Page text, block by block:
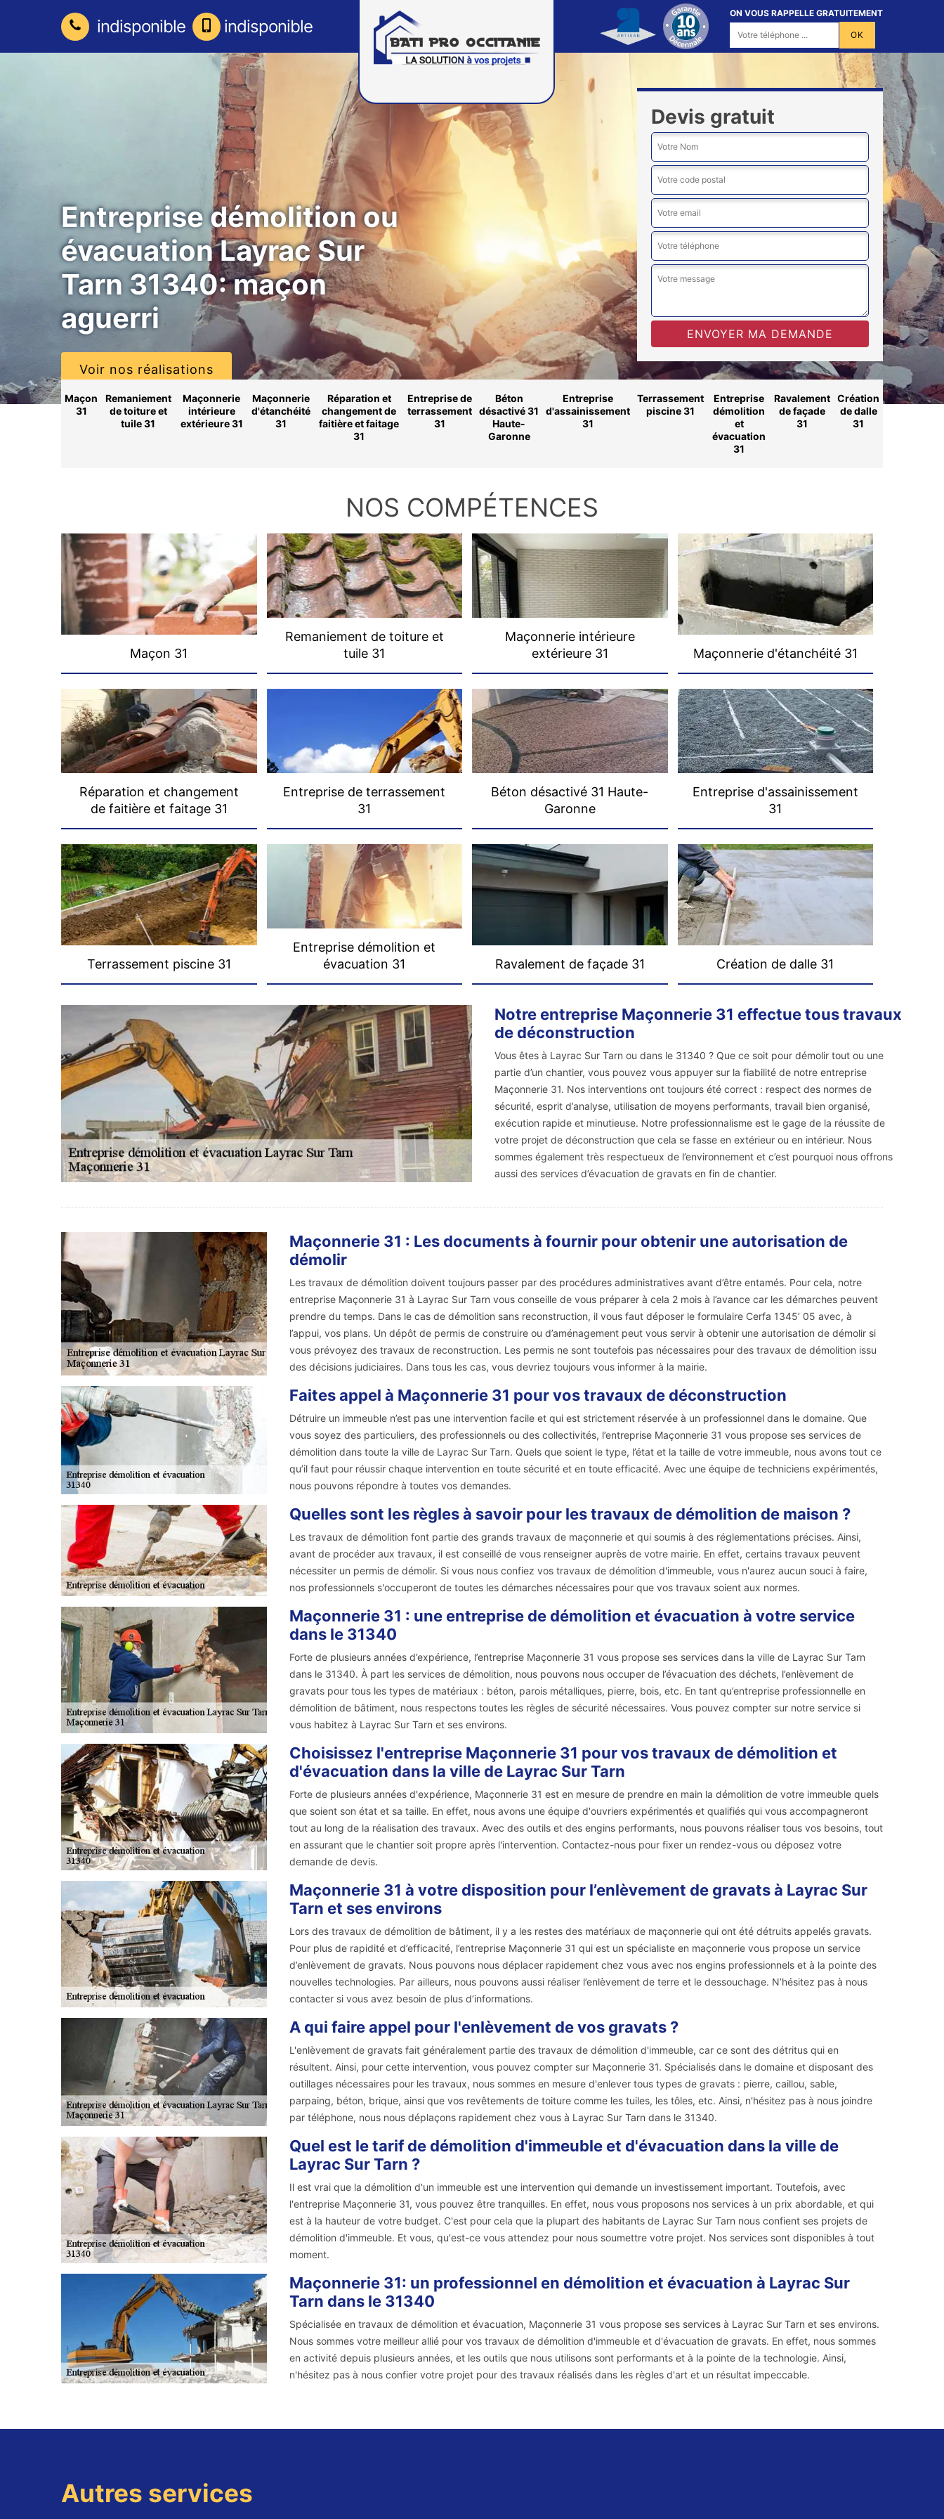
indisponible indisponible
ON VOUS RAPPELLE GRATUITEMENT
Entreprise démolition ou
évacuation Layrac Sur
Tarn 31340: maçon
aguerri
Voir nos réalisations
Devis gratuit
Maçon
31
Remaniement
de toiture et
tuile 31
Maçonnerie
intérieure
extérieure 31
Maçonnerie
d'étanchéité
31
Réparation et
changement de
faitière et faitage
31
Entreprise de
terrassement
31
Béton
désactivé 31
Haute-
Garonne
Entreprise
d'assainissement
31
Terrassement
piscine 31
Entreprise
démolition
et
évacuation
31
Ravalement
de façade
31
Création
de dalle
31
NOS COMPÉTENCES
Maçon 31
Remaniement de toiture et
tuile 31
Maçonnerie intérieure
extérieure 31
Maçonnerie d'étanchéité 31
Réparation et changement
de faitière et faitage 31
Entreprise de terrassement
31
Béton désactivé 31 Haute-
Garonne
Entreprise d'assainissement
31
Terrassement piscine 31
Entreprise démolition et
évacuation 31
Ravalement de façade 31 Création de dalle 31
Notre entreprise Maçonnerie 31 effectue tous travaux
de déconstruction
Vous êtes à Layrac Sur Tarn ou dans le 31340 ? Que ce soit pour démolir tout ou une
partie d’un chantier, vous pouvez vous appuyer sur la fiabilité de notre entreprise
Maçonnerie 31. Nos interventions ont toujours été correct : respect des normes de
sécurité, esprit d’analyse, utilisation de moyens performants, travail bien organisé,
exécution rapide et minutieuse. Notre professionnalisme est le gage de la réussite de
votre projet de déconstruction que cela se fasse en extérieur ou en intérieur. Nous
sommes également très respectueux de l’environnement et c’est pourquoi nous offrons
aussi des services d’évacuation de gravats en fin de chantier.
Maçonnerie 31 : Les documents à fournir pour obtenir une autorisation de
démolir
Les travaux de démolition doivent toujours passer par des procédures administratives avant d’être entamés. Pour cela, notre
entreprise Maçonnerie 31 à Layrac Sur Tarn vous conseille de vous préparer à cela 2 mois à l’avance car les démarches peuvent
prendre du temps. Dans le cas de démolition sans reconstruction, il vous faut déposer le formulaire Cerfa 1345’ 05 avec, à
l’appui, vos plans. Un dépôt de permis de construire ou d’aménagement peut vous servir à obtenir une autorisation de démolir si
vous prévoyez des travaux de reconstruction. Les permis ne sont toutefois pas nécessaires pour des travaux de démolition issu
des décisions judiciaires. Dans tous les cas, vous devriez toujours vous informer à la mairie.
Faites appel à Maçonnerie 31 pour vos travaux de déconstruction
Détruire un immeuble n’est pas une intervention facile et qui est strictement réservée à un professionnel dans le domaine. Que
vous soyez des particuliers, des professionnels ou des collectivités, l’entreprise Maçonnerie 31 vous propose ses services de
démolition dans toute la ville de Layrac Sur Tarn. Quels que soient le type, l’état et la taille de votre immeuble, nous avons tout ce
qu’il faut pour réussir chaque intervention en toute sécurité et en toute efficacité. Avec une équipe de techniciens expérimentés,
nous pouvons répondre à toutes vos demandes.
Quelles sont les règles à savoir pour les travaux de démolition de maison ?
Les travaux de démolition font partie des grands travaux de maçonnerie et qui soumis à des réglementations précises. Ainsi,
avant de procéder aux travaux, il est conseillé de vous renseigner auprès de votre mairie. En effet, certains travaux peuvent
nécessiter un permis de démolir. Si vous nous confiez vos travaux de démolition d'immeuble, vous n'aurez aucun souci à faire,
nos professionnels s'occuperont de toutes les démarches nécessaires pour que vos travaux soient aux normes.
Maçonnerie 31 : une entreprise de démolition et évacuation à votre service
dans le 31340
Forte de plusieurs années d’expérience, l’entreprise Maçonnerie 31 vous propose ses services dans la ville de Layrac Sur Tarn
dans le 31340. À part les services de démolition, nous pouvons nous occuper de l’évacuation des déchets, l’enlèvement de
gravats pour tous les types de matériaux : béton, parois métalliques, pierre, bois, etc. En tant qu’entreprise professionnelle en
démolition de bâtiment, nous respectons toutes les règles de sécurité nécessaires. Vous pouvez compter sur notre service si
vous habitez à Layrac Sur Tarn et ses environs.
Choisissez l'entreprise Maçonnerie 31 pour vos travaux de démolition et
d'évacuation dans la ville de Layrac Sur Tarn
Forte de plusieurs années d'expérience, Maçonnerie 31 est en mesure de prendre en main la démolition de votre immeuble quels
que soient son état et sa taille. En effet, nous avons une équipe d'ouvriers expérimentés et qualifiés qui vous accompagneront
tout au long de la réalisation des travaux. Avec des outils et des engins performants, nous pouvons réaliser tous vos besoins, tout
en assurant que le chantier soit propre après l'intervention. Contactez-nous pour fixer un rendez-vous ou déposez votre
demande de devis.
Maçonnerie 31 à votre disposition pour l’enlèvement de gravats à Layrac Sur
Tarn et ses environs
Lors des travaux de démolition de bâtiment, il y a les restes des matériaux de maçonnerie qui ont été détruits appelés gravats.
Pour plus de rapidité et d’efficacité, l’entreprise Maçonnerie 31 qui est un spécialiste en maçonnerie vous propose un service
d’enlèvement de gravats. Nous pouvons nous déplacer rapidement chez vous avec nos engins professionnels et à la pointe des
nouvelles technologies. Par ailleurs, nous pouvons aussi réaliser l’enlèvement de terre et le dessouchage. N’hésitez pas à nous
contacter si vous avez besoin de plus d’informations.
A qui faire appel pour l'enlèvement de vos gravats ?
L'enlèvement de gravats fait généralement partie des travaux de démolition d'immeuble, car ce sont des détritus qui en
résultent. Ainsi, pour cette intervention, vous pouvez compter sur Maçonnerie 31. Spécialisés dans le domaine et disposant des
outillages nécessaires pour les travaux, nous sommes en mesure d'enlever tous types de gravats : pierre, caillou, sable,
parpaing, béton, brique, ainsi que vos revêtements de toiture comme les tuiles, les tôles, etc. Ainsi, n'hésitez pas à nous joindre
par téléphone, nous nous déplaçons rapidement chez vous à Layrac Sur Tarn dans le 31340.
Quel est le tarif de démolition d'immeuble et d'évacuation dans la ville de
Layrac Sur Tarn ?
Il est vrai que la démolition d'un immeuble est une intervention qui demande un investissement important. Toutefois, avec
l'entreprise Maçonnerie 31, vous pouvez être tranquilles. En effet, nous vous proposons nos services à un prix abordable, et qui
est à la hauteur de votre budget. C'est pour cela que la plupart des habitants de Layrac Sur Tarn nous confient ses projets de
démolition d'immeuble. Et vous, qu'est-ce vous attendez pour nous soumettre votre projet. Nos services sont disponibles à tout
moment.
Maçonnerie 31: un professionnel en démolition et évacuation à Layrac Sur
Tarn dans le 31340
Spécialisée en travaux de démolition et évacuation, Maçonnerie 31 vous propose ses services à Layrac Sur Tarn et ses environs.
Nous sommes votre meilleur allié pour vos travaux de démolition d'immeuble et d'évacuation de gravats. En effet, nous sommes
en activité depuis plusieurs années, et les outils que nous utilisons sont performants et à la pointe de la technologie. Ainsi,
n'hésitez pas à nous confier votre projet pour des travaux réalisés dans les règles d'art et un résultat impeccable.
Autres services